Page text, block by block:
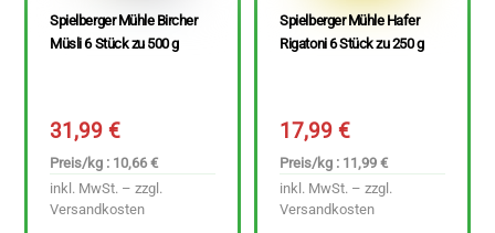
Spielberger Mühle Bircher
Müsli 6 Stück zu 500 g
31,99€
Preis/kg : 10,66 €
inkl. MwSt. – zzgl.
Versandkosten
Spielberger Mühle Hafer
Rigatoni 6 Stück zu 250 g
17,99€
Preis/kg : 11,99 €
inkl. MwSt. – zzgl.
Versandkosten